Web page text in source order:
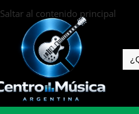
Saltar al contenido principal